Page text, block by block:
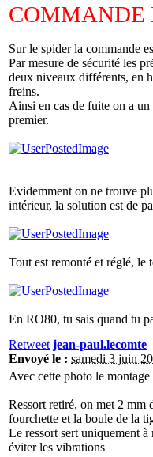
COMMANDE
Sur le spider la commande
Par mesure de sécurité les
deux niveaux différents, en
freins.
Ainsi en cas de fuite on a
premier.
Evidemment on ne trouve
intérieur, la solution est de
Tout est remonté et réglé, le
En RO80, tu sais quand tu
Retweet jean-paul.lecomte
Envoyé le : samedi 3 juin
Avec cette photo le
Ressort retiré, on met 2 mm
fourchette et la boule de la
Le ressort sert uniquement
éviter les vibrations